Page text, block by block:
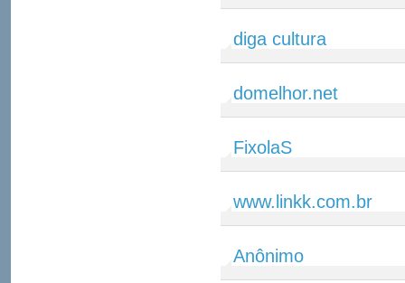
diga cultura
domelhor.net
FixolaS
www.linkk.com.br
Anônimo